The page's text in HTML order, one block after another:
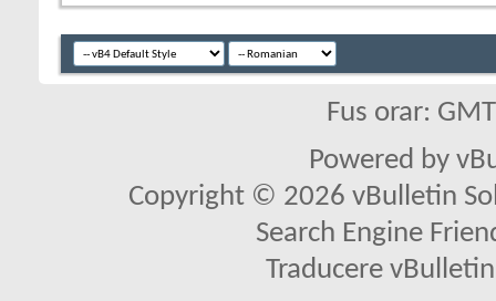
Fus orar:
Powered by
Copyright © 2026 vBulletin
Search Engine
Traducere